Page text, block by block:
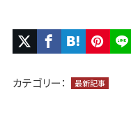
カテゴリー： 最新記事